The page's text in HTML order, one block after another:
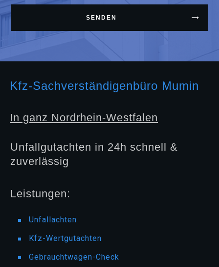
SENDEN
Kfz-Sachverständigenbüro Mumin
In ganz Nordrhein-Westfalen
Unfallgutachten in 24h schnell &
zuverlässig
Leistungen:
Unfallachten
Kfz-Wertgutachten
Gebrauchtwagen-Check